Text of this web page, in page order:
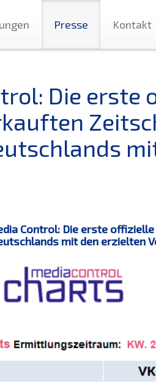
Presse Kontakt
Die erste
Control: Die erste
mit den erzielten